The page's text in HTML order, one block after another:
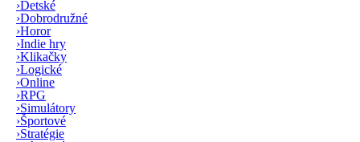
›Detské
›Dobrodružné
›Horor
›Indie hry
›Klikačky
›Logické
›Online
›RPG
›Simulátory
›Športové
›Stratégie